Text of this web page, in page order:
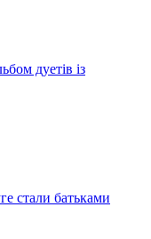
дуетів із
стали батьками